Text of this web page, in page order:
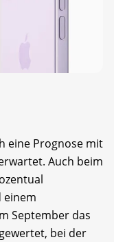
eine Prognose mit
Auch beim
einem
September das
bei der